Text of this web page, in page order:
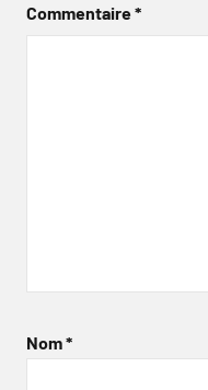
Commentaire*
Nom*